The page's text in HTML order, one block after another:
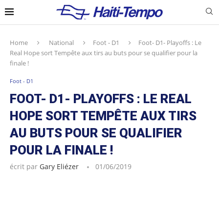
Home National Foot - D1
Foot- D1- Playoffs : Le
Real Hope sort Tempête aux tirs au buts pour se qualifier pour la
finale !
Foot - D1
FOOT- D1- PLAYOFFS : LE REAL
HOPE SORT TEMPÊTE AUX TIRS
AU BUTS POUR SE QUALIFIER
POUR LA FINALE !
écrit par Gary Eliézer 01/06/2019